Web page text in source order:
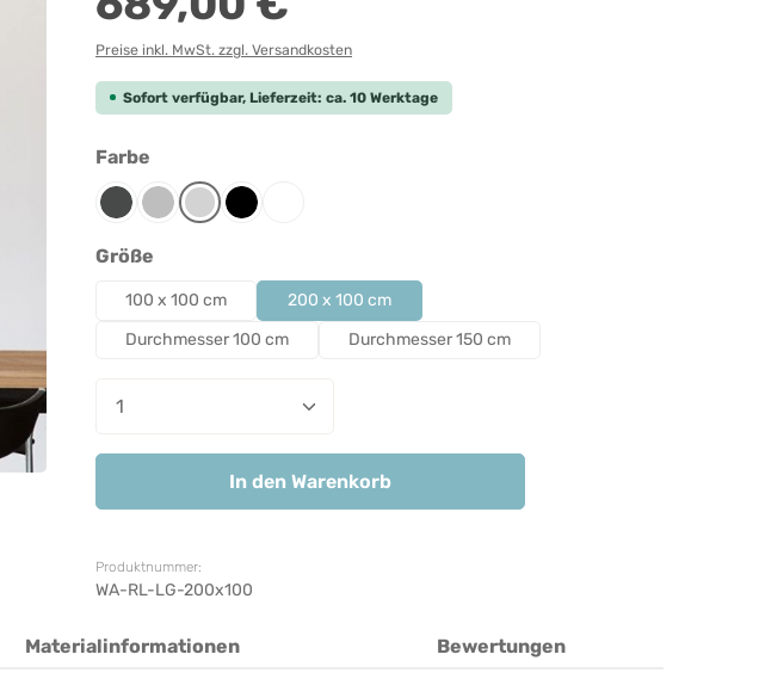
Preise inkl. MwSt. zzgl. Versandkosten
Sofort verfügbar, Lieferzeit: ca. 10 Werktage
Farbe
AnthrazitGrau-meliert
LichtgrauSchwarz
Größe
100 x 100 cm
200 x 100 cm
Durchmesser 100 cm
Durchmesser 150 cm
Produkt Anzahl: Gib den gewünschten Wert ein
In den Warenkorb
Produktnummer:
WA-RL-LG-200x100
Materialinformationen Bewertungen